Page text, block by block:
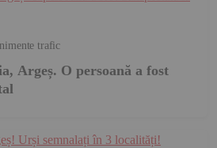
trafic
Argeș. O persoană a fost